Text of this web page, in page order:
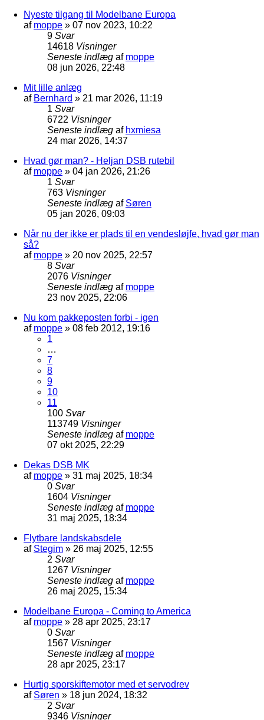
Nyeste tilgang til Modelbane Europa
af moppe » 07 nov 2023, 10:22
9 Svar
14618 Visninger
Seneste indlæg af moppe
08 jun 2026, 22:48
Mit lille anlæg
af Bernhard » 21 mar 2026, 11:19
1 Svar
6722 Visninger
Seneste indlæg af hxmiesa
24 mar 2026, 14:37
Hvad gør man? - Heljan DSB rutebil
af moppe » 04 jan 2026, 21:26
1 Svar
763 Visninger
Seneste indlæg af Søren
05 jan 2026, 09:03
Når nu der ikke er plads til en vendesløjfe, hvad gør man
så?
af moppe » 20 nov 2025, 22:57
8 Svar
2076 Visninger
Seneste indlæg af moppe
23 nov 2025, 22:06
Nu kom pakkeposten forbi - igen
af moppe » 08 feb 2012, 19:16
1
…
7
8
9
10
11
100 Svar
113749 Visninger
Seneste indlæg af moppe
07 okt 2025, 22:29
Dekas DSB MK
af moppe » 31 maj 2025, 18:34
0 Svar
1604 Visninger
Seneste indlæg af moppe
31 maj 2025, 18:34
Flytbare landskabsdele
af Stegim » 26 maj 2025, 12:55
2 Svar
1267 Visninger
Seneste indlæg af moppe
26 maj 2025, 15:34
Modelbane Europa - Coming to America
af moppe » 28 apr 2025, 23:17
0 Svar
1567 Visninger
Seneste indlæg af moppe
28 apr 2025, 23:17
Hurtig sporskiftemotor med et servodrev
af Søren » 18 jun 2024, 18:32
2 Svar
9346 Visninger